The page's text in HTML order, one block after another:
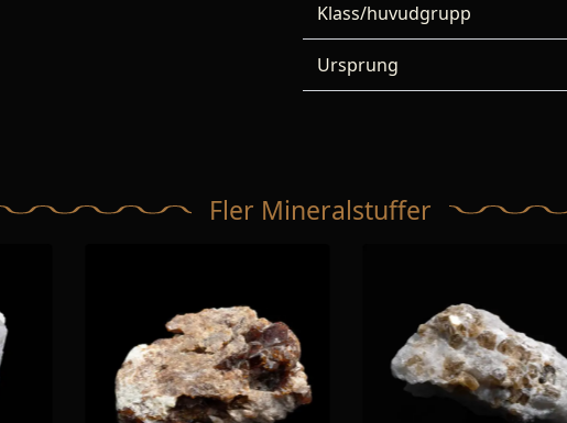
Klass/huvudgrupp
Ursprung
Fler Mineralstuffer